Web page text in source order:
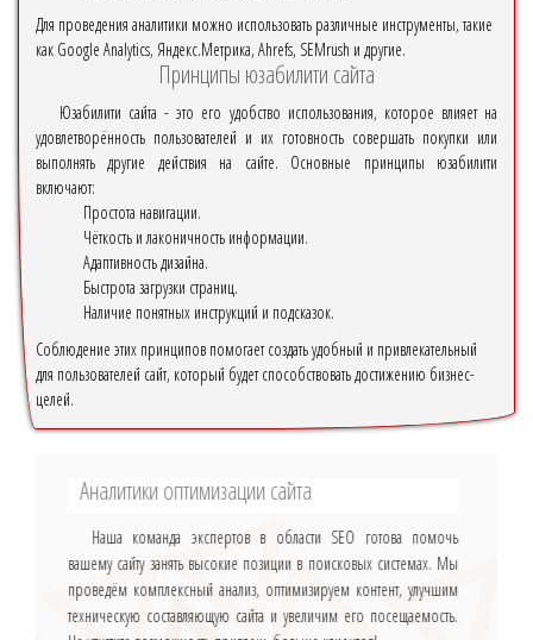
Для проведения аналитики можно использовать различные инструменты, такие
как Google Analytics, Яндекс.Метрика, Ahrefs, SEMrush и другие.
Принципы юзабилити сайта
Юзабилити сайта - это его удобство использования, которое влияет на
удовлетворённость пользователей и их готовность совершать покупки или
выполнять другие действия на сайте. Основные принципы юзабилити
включают:
Простота навигации.
Чёткость и лаконичность информации.
Адаптивность дизайна.
Быстрота загрузки страниц.
Наличие понятных инструкций и подсказок.
Соблюдение этих принципов помогает создать удобный и привлекательный
для пользователей сайт, который будет способствовать достижению бизнес-
целей.
Аналитики оптимизации сайта
Наша команда экспертов в области SEO готова помочь
вашему сайту занять высокие позиции в поисковых системах. Мы
проведём комплексный анализ, оптимизируем контент, улучшим
техническую составляющую сайта и увеличим его посещаемость.